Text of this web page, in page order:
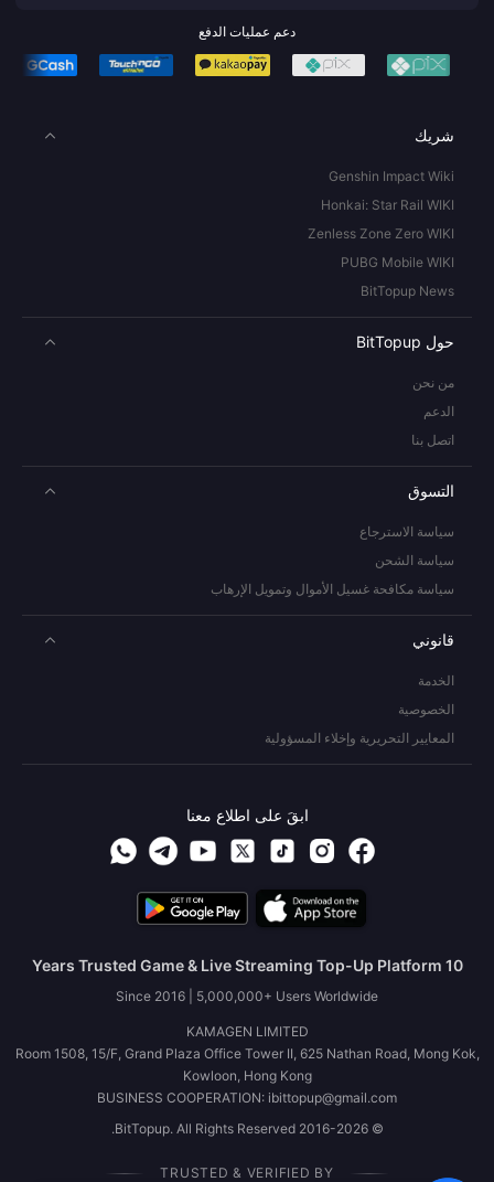
دعم عمليات الدفع
شريك
Genshin Impact Wiki
Honkai: Star Rail WIKI
Zenless Zone Zero WIKI
PUBG Mobile WIKI
BitTopup News
حول BitTopup
من نحن
الدعم
اتصل بنا
التسوق
سياسة الاسترجاع
سياسة الشحن
سياسة مكافحة غسيل الأموال وتمويل الإرهاب
قانوني
الخدمة
الخصوصية
المعايير التحريرية وإخلاء المسؤولية
ابقَ على اطلاع معنا
10 Years Trusted Game & Live Streaming Top-Up Platform
Since 2016 | 5,000,000+ Users Worldwide
KAMAGEN LIMITED
Room 1508, 15/F, Grand Plaza Office Tower II, 625 Nathan Road, Mong Kok,
Kowloon, Hong Kong
BUSINESS COOPERATION: ibittopup@gmail.com
© 2016-2026 BitTopup. All Rights Reserved.
TRUSTED & VERIFIED BY